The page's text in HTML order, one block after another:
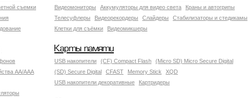
съемки
Видеомониторы
Аккумуляторы для видео света
Краны и автогрипы
Телесуфлеры
Видеорекордеры Слайдеры
Стабилизаторы и стедикамы
Клетки для съёмки
Видеомикшеры
AA/AAA
Карты памяти
USB накопители (CF) Compact Flash
(Micro SD) Micro Secure Digital
(SD) Secure Digital
CFAST Memory Stick
XQD
USB накопители декоративные
Картридеры